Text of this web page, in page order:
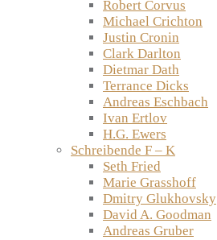
Robert Corvus
Michael Crichton
Justin Cronin
Clark Darlton
Dietmar Dath
Terrance Dicks
Andreas Eschbach
Ivan Ertlov
H.G. Ewers
Schreibende F – K
Seth Fried
Marie Grasshoff
Dmitry Glukhovsky
David A. Goodman
Andreas Gruber